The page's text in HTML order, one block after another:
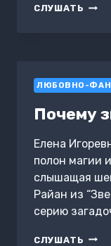
СЛУШАТЬ
ЛЮБОВНО-
Почему
Елена
полон магии
слышащая
Райан из
серию
СЛУШАТЬ